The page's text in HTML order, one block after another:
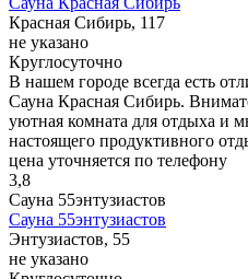
Красная Сибирь, 117
не указано
Круглосуточно
В нашем городе всегда есть
Сауна Красная Сибирь.
уютная комната для отдыха и
настоящего продуктивного
цена уточняется по телефону
3,8
Сауна 55энтузиастов
Сауна 55энтузиастов
Энтузиастов, 55
не указано